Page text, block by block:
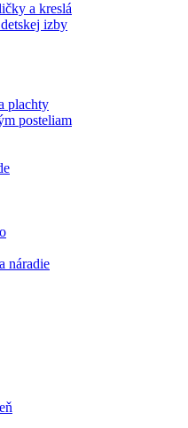
a kreslá
izby
plachty
posteliam
náradie